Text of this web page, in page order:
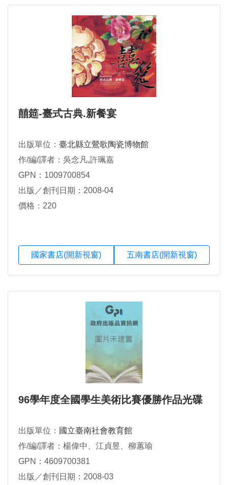
囍筵-臺式古典.新餐宴
出版單位： 臺北縣立鶯歌陶瓷博物館
作/編/譯者：吳念凡,許珮嘉
GPN：1009700854
出版／創刊日期：2008-04
價格：220
國家書店(開新視窗) 五南書店(開新視窗)
96學年度全國學生美術比賽優勝作品光碟
出版單位： 國立臺南社會教育館
作/編/譯者：楊偉中、江貞昱、柳蕙瑜
GPN：4609700381
出版／創刊日期：2008-03